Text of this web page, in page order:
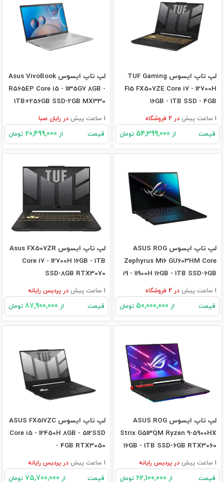
لپ تاپ ایسوس TUF Gaming
F15 FX507ZE Core i7 - 12700H
16GB - 1TB SSD - 4GB
RTX3050TI1 ساعت پیش در فروشگاه
قیمت از تومان
لپ تاپ ایسوس Asus VivoBook
R565EP Core i5 - 1135G7 8GB -
1TB+256GB SSD-2GB MX330
1 ساعت پیش در رایان صبا
قیمت از تومان
لپ تاپ ایسوس ASUS ROG
Zephyrus M16 GU603HM Core
i9 - 11900H 16GB - 1TB SSD-6GB
RTX30601 ساعت پیش در فروشگاه
قیمت از تومان
لپ تاپ ایسوس Asus FX507ZR
Core i7 - 12700H 16GB - 1TB
SSD-8GB RTX3070
1 ساعت پیش در پردیس رایانه
قیمت از تومان
لپ تاپ ایسوس ASUS ROG
Strix G513QM Ryzen 9-5900HX
16GB - 1TB SSD-6GB RTX3060
1 ساعت پیش در پردیس رایانه
قیمت از تومان
لپ تاپ ایسوس ASUS FX517ZC
Core i5 - 12450H 8GB - 512SSD
- 4GB RTX3050
1 ساعت پیش در پردیس رایانه
قیمت از تومان